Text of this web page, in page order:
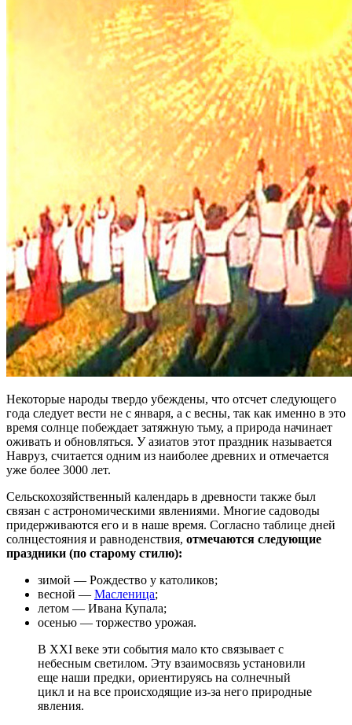
Некоторые народы твердо убеждены, что отсчет следующего
года следует вести не с января, а с весны, так как именно в это
время солнце побеждает затяжную тьму, а природа начинает
оживать и обновляться. У азиатов этот праздник называется
Навруз, считается одним из наиболее древних и отмечается
уже более 3000 лет.
Сельскохозяйственный календарь в древности также был
связан с астрономическими явлениями. Многие садоводы
придерживаются его и в наше время. Согласно таблице дней
солнцестояния и равноденствия, отмечаются следующие
праздники (по старому стилю):
зимой — Рождество у католиков;
весной — Масленица;
летом — Ивана Купала;
осенью — торжество урожая.
В XXI веке эти события мало кто связывает с
небесным светилом. Эту взаимосвязь установили
еще наши предки, ориентируясь на солнечный
цикл и на все происходящие из-за него природные
явления.